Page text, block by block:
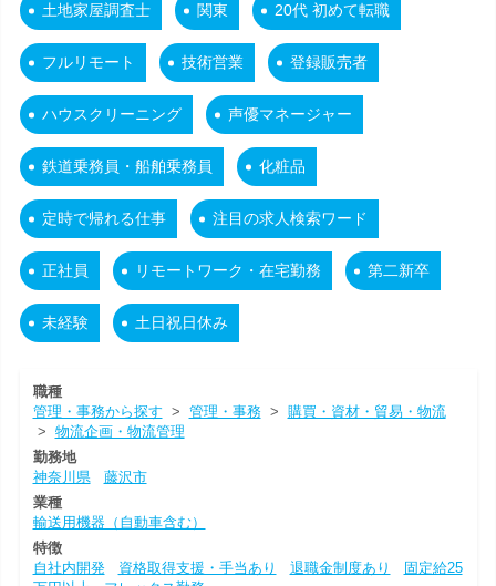
土地家屋調査士 関東 20代 初めて転職
フルリモート 技術営業 登録販売者
ハウスクリーニング 声優マネージャー
鉄道乗務員・船舶乗務員 化粧品
定時で帰れる仕事 注目の求人検索ワード
正社員 リモートワーク・在宅勤務 第二新卒
未経験 土日祝日休み
職種
管理・事務から探す > 管理・事務> 購買・資材・貿易・物流
> 物流企画・物流管理
勤務地
神奈川県
藤沢市
業種
輸送用機器（自動車含む）
特徴
自社内開発
資格取得支援・手当あり 退職金制度あり
固定給25